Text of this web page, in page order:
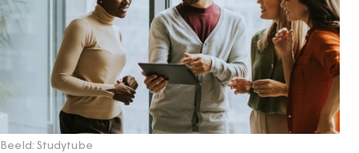
Beeld: Studytube